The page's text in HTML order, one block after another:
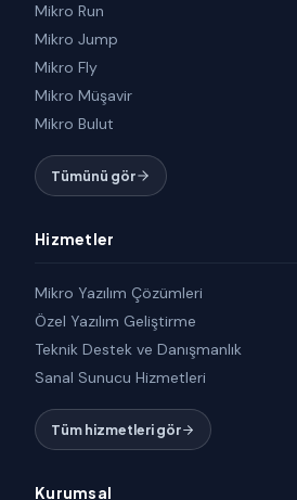
Mikro Run
Mikro Jump
Mikro Fly
Mikro Müşavir
Mikro Bulut
Tümünü gör
Hizmetler
Mikro Yazılım Çözümleri
Özel Yazılım Geliştirme
Teknik Destek ve Danışmanlık
Sanal Sunucu Hizmetleri
Tüm hizmetleri gör
Kurumsal